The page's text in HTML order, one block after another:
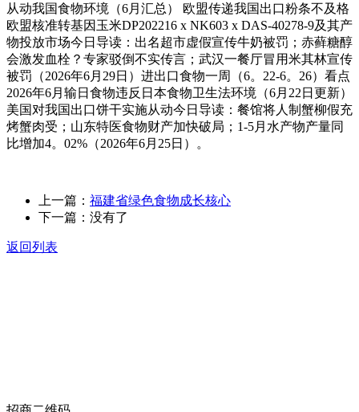
从动我国食物环境（6月汇总） 欧盟传递我国出口粉条不及格
欧盟核准转基因玉米DP202216 x NK603 x DAS-40278-9及其产
物投放市场今日导读：出名超市虚假宣传牛奶被罚；赤藓糖醇
会激发血栓？专家驳倒不实传言；武汉一餐厅冒用米其林宣传
被罚（2026年6月29日）进出口食物一周（6。22-6。26）看点
2026年6月输日食物违反日本食物卫生法环境（6月22日更新）
美国对我国出口饼干实施从动今日导读：餐馆将人制蟹柳假充
烤蟹肉受；山东特医食物财产加快破局；1-5月水产物产量同
比增加4。02%（2026年6月25日）。
上一篇： 福建省绿色食物成长核心
下一篇：没有了
返回列表